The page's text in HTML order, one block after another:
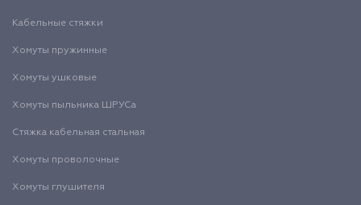
Кабельные стяжки
Хомуты пружинные
Хомуты ушковые
Хомуты пыльника ШРУСа
Стяжка кабельная стальная
Хомуты проволочные
Хомуты глушителя